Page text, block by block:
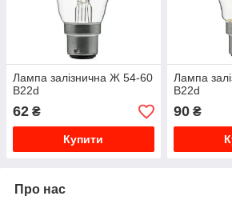
Лампа залізнична Ж 54-60
B22d
62 ₴
Купити
Лампа
B22d
90₴
Про нас